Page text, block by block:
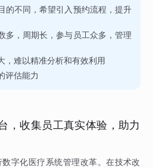
的不同，希望引入预约流程，提升
多，周期长，参与员工众多，管理
，难以精准分析和有效利用
评估能力
，收集员工真实体验，助力
字化医疗系统管理改革。在技术改